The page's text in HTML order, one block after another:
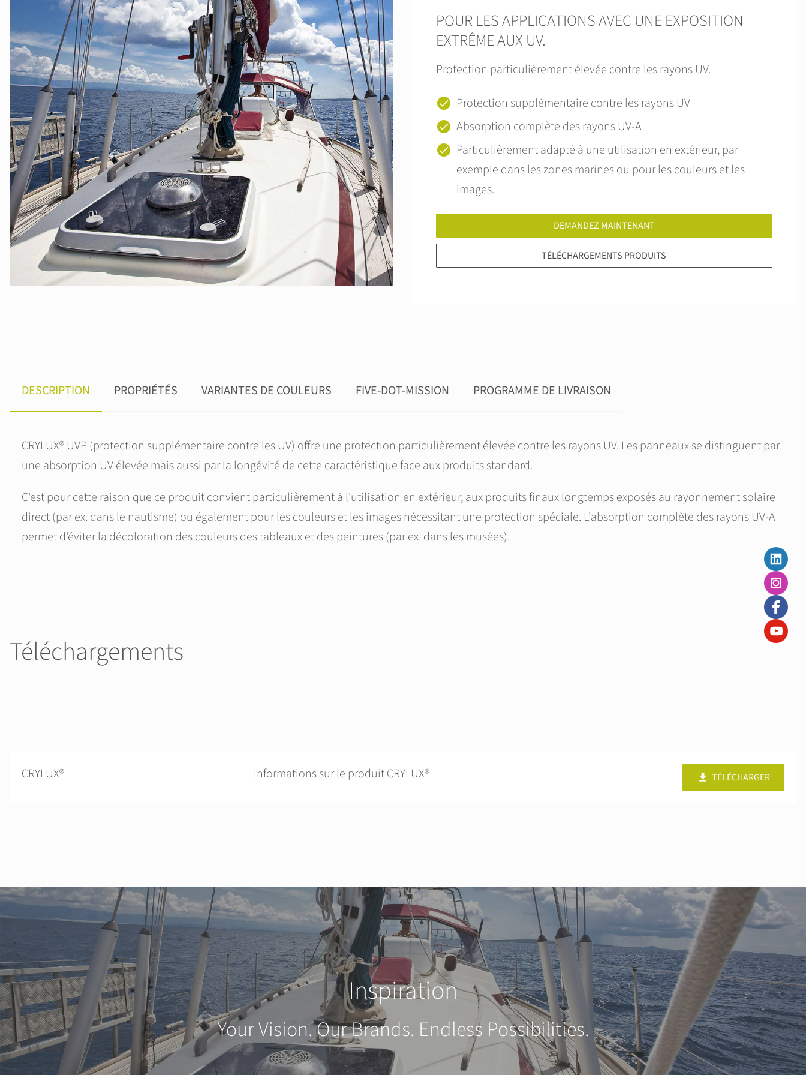
POUR LES APPLICATIONS AVEC UNE EXPOSITION
EXTRÊME AUX UV.
Protection particulièrement élevée contre les rayons UV.
Protection supplémentaire contre les rayons UV
Absorption complète des rayons UV-A
Particulièrement adapté à une utilisation en extérieur, par
exemple dans les zones marines ou pour les couleurs et les
images.
DEMANDEZ MAINTENANT
TÉLÉCHARGEMENTS PRODUITS
DESCRIPTION PROPRIÉTÉS VARIANTES DE COULEURS FIVE-DOT-MISSION PROGRAMME DE LIVRAISON
CRYLUX® UVP (protection supplémentaire contre les UV) offre une protection particulièrement élevée contre les rayons UV. Les panneaux se distinguent par
une absorption UV élevée mais aussi par la longévité de cette caractéristique face aux produits standard.
C'est pour cette raison que ce produit convient particulièrement à l'utilisation en extérieur, aux produits finaux longtemps exposés au rayonnement solaire
direct (par ex. dans le nautisme) ou également pour les couleurs et les images nécessitant une protection spéciale. L'absorption complète des rayons UV-A
permet d'éviter la décoloration des couleurs des tableaux et des peintures (par ex. dans les musées).
Téléchargements
CRYLUX® Informations sur le produit CRYLUX® TÉLÉCHARGER
Inspiration
Your Vision. Our Brands. Endless Possibilities.